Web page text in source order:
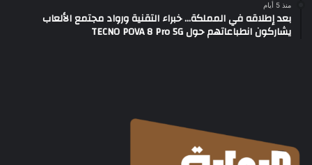
منذ 5 أيام
بعد إطلاقه في المملكة… خبراء التقنية ورواد مجتمع الألعاب
يشاركون انطباعاتهم حول TECNO POVA 8 Pro 5G